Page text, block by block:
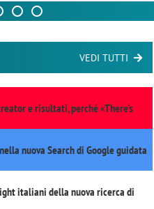
VEDI TUTTI
e risultati, perché «There’s
nuova Search di Google guidata
italiani della nuova ricerca di